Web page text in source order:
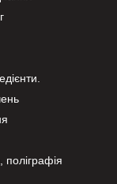
поліграфія